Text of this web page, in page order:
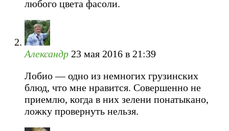
любого цвета фасоли.
Александр 23 мая 2016 в 21:39
Лобио — одно из немногих грузинских
блюд, что мне нравится. Совершенно не
приемлю, когда в них зелени понатыкано,
ложку провернуть нельзя.